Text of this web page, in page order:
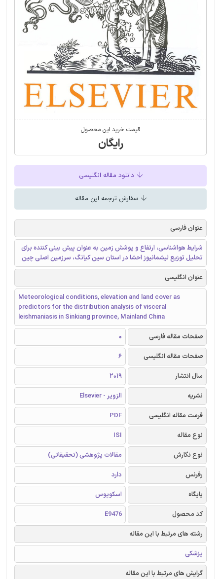
قیمت خرید این محصول
رایگان
دانلود مقاله انگلیسی
سفارش ترجمه این مقاله
عنوان فارسی
شرایط هواشناسی، ارتفاع و پوشش زمین به عنوان پیش بینی کننده برای
تحلیل توزیع لیشمانیوز احشا در استان سین کیانگ، سرزمین اصلی چین
عنوان انگلیسی
Meteorological conditions, elevation and land cover as
predictors for the distribution analysis of visceral
leishmaniasis in Sinkiang province, Mainland China
صفحات مقاله فارسی
0
صفحات مقاله انگلیسی
6
سال انتشار
2019
نشریه
الزویر - Elsevier
فرمت مقاله انگلیسی
PDF
نوع مقاله
ISI
نوع نگارش
مقالات پژوهشی (تحقیقاتی)
رفرنس
دارد
پایگاه
اسکوپوس
کد محصول
E9476
رشته های مرتبط با این مقاله
پزشکی
گرایش های مرتبط با این مقاله